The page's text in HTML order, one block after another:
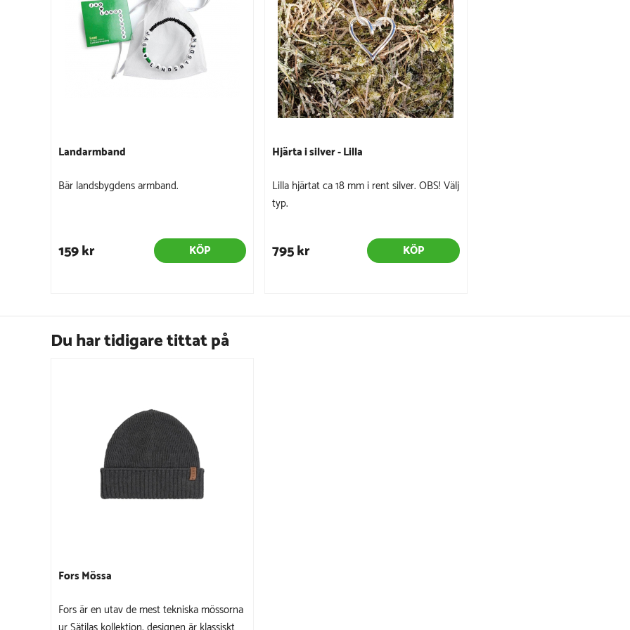
Landarmband
Bär landsbygdens armband.
159 kr KÖP
Hjärta i silver - Lilla
Lilla hjärtat ca 18 mm i rent silver. OBS! Välj
typ.
795 kr KÖP
Du har tidigare tittat på
Fors Mössa
Fors är en utav de mest tekniska mössorna